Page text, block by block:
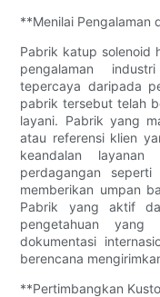
**Menilai Pengalaman
Pabrik katup solenoid
pengalaman
tepercaya daripada
pabrik tersebut telah
layani. Pabrik yang
atau referensi klien
keandalan
perdagangan
memberikan umpan
Pabrik yang aktif
pengetahuan
dokumentasi
berencana
**Pertimbangkan